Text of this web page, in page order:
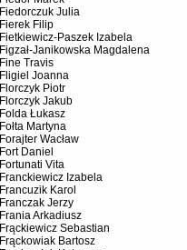
Fiedorczuk Julia
Fierek Filip
Fietkiewicz-Paszek Izabela
Figzał-Janikowska Magdalena
Fine Travis
Fligiel Joanna
Florczyk Piotr
Florczyk Jakub
Folda Łukasz
Fołta Martyna
Forajter Wacław
Fort Daniel
Fortunati Vita
Franckiewicz Izabela
Francuzik Karol
Franczak Jerzy
Frania Arkadiusz
Frąckiewicz Sebastian
Frąckowiak Bartosz